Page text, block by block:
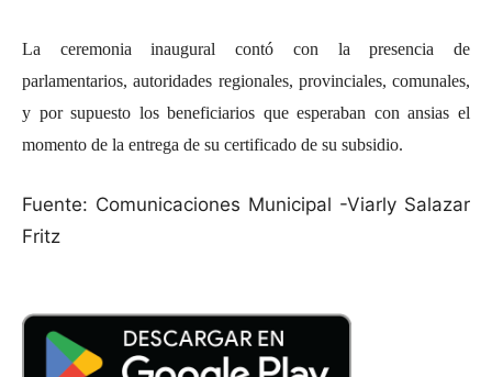
La ceremonia inaugural contó con la presencia de
parlamentarios, autoridades regionales, provinciales, comunales,
y por supuesto los beneficiarios que esperaban con ansias el
momento de la entrega de su certificado de su subsidio.
Fuente: Comunicaciones Municipal -Viarly Salazar
Fritz